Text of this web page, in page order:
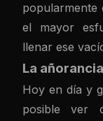
popularmente
el mayor
llenar ese
La
Hoy en día y
posible ver